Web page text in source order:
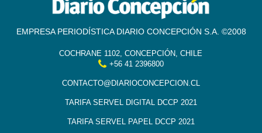
EMPRESA PERIODÍSTICA DIARIO CONCEPCIÓN S.A. ©2008
COCHRANE 1102, CONCEPCIÓN, CHILE
+56 41 2396800
CONTACTO@DIARIOCONCEPCION.CL
TARIFA SERVEL DIGITAL DCCP 2021
TARIFA SERVEL PAPEL DCCP 2021